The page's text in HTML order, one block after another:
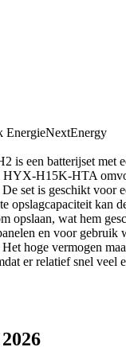
EnergieNextEnergy
een batterijset met
H15K-HTA
set is geschikt voor
opslagcapaciteit kan
opslaan, wat hem
en voor gebruik
hoge vermogen
er relatief snel veel